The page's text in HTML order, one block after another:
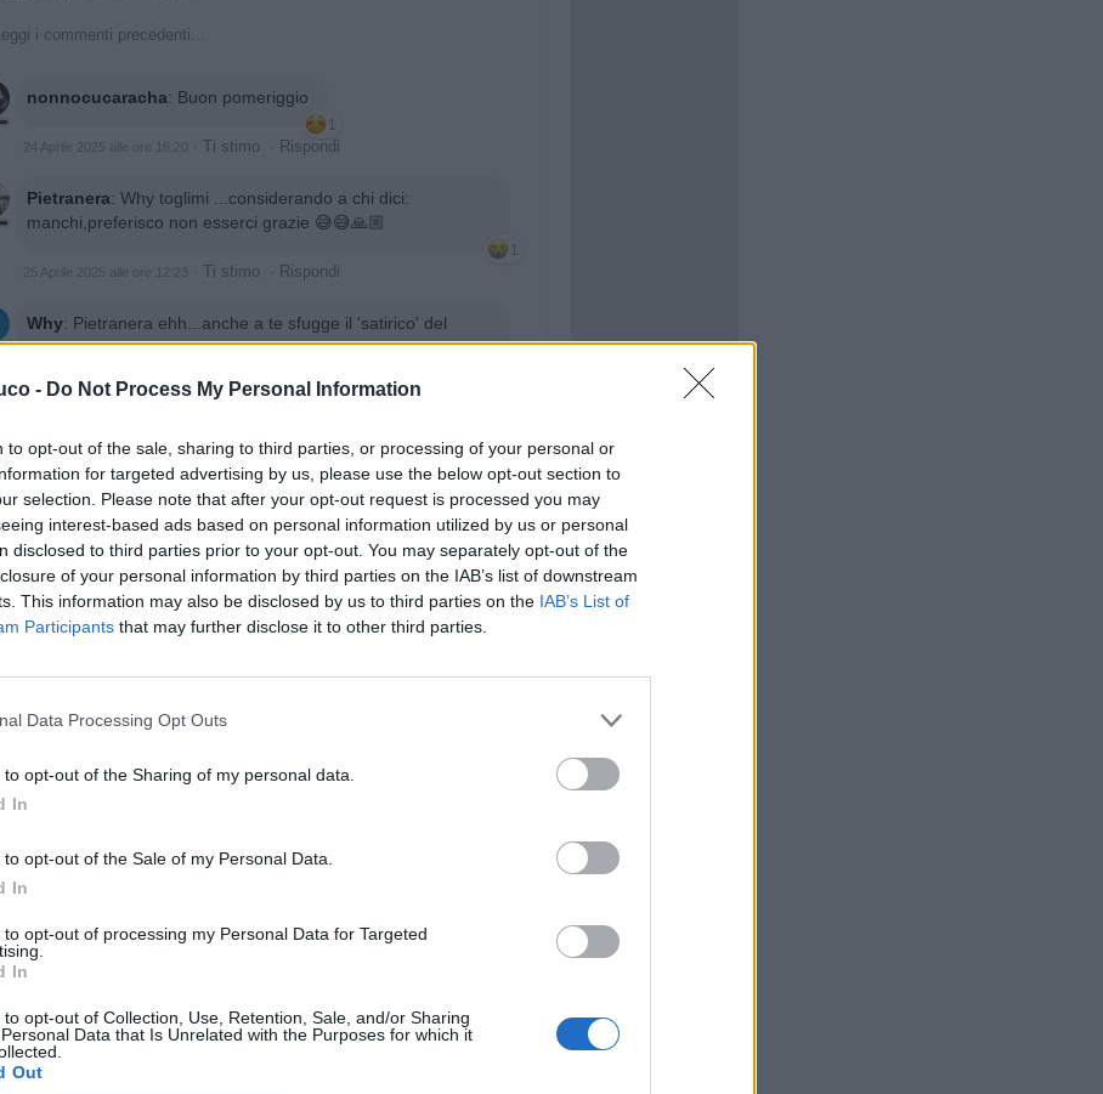
- Do Not Process My Personal Information
to opt-out of the sale, sharing to third parties, or processing of your personal or
for targeted advertising by us, please use the below opt-out section to
selection. Please note that after your opt-out request is processed you may
interest-based ads based on personal information utilized by us or personal
disclosed to third parties prior to your opt-out. You may separately opt-out of the
of your personal information by third parties on the IAB’s list of downstream
This information may also be disclosed by us to third parties on the IAB’s List of
Participants that may further disclose it to other third parties.
Data Processing Opt Outs
to opt-out of the Sharing of my personal data.
In
to opt-out of the Sale of my Personal Data.
In
to opt-out of processing my Personal Data for Targeted
In
to opt-out of Collection, Use, Retention, Sale, and/or Sharing
Data that Is Unrelated with the Purposes for which it
Out
Leggi i commenti precedenti...
nonnocucaracha: Buon pomeriggio
1
24 Aprile 2025 alle ore 16:20 Ti stimo Rispondi
Pietranera: Why toglimi ...considerando a chi dici:
manchi,preferisco non esserci grazie 😅😅🙏🏼
1
25 Aprile 2025 alle ore 12:23 Ti stimo Rispondi
Why: Pietranera ehh...anche a te sfugge il 'satirico' del
socialss🤦🏻‍♂️🤦🏻‍♂️🤦🏻‍♂️ però fra le 3/4 che intendevo ci son solo
Celeste:Ciao
1
25 Aprile 2025 alle ore 14:07·Ti stimo·Rispondi
Pietranera: Why tu ?!
Tu lanci le pietre e poi tac...nascondi eh?! 😂😂
1
me, vedi frecciatine o problematiche che non esistono..🤷‍♂️🤷‍♂️
girassero voci su di me🙈🙈
26 Aprile 2025 alle ore 13:26 ·Ti stimo·Rispondi
27 Aprile 2025 alle ore 11:04 ·Ti stimo· Rispondi